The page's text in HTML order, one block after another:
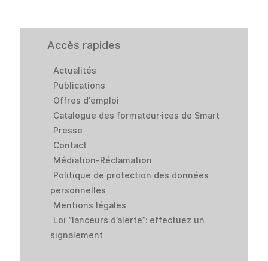
Accès rapides
Actualités
Publications
Offres d'emploi
Catalogue des formateur·ices de Smart
Presse
Contact
Médiation-Réclamation
Politique de protection des données
personnelles
Mentions légales
Loi “lanceurs d’alerte”: effectuez un
signalement